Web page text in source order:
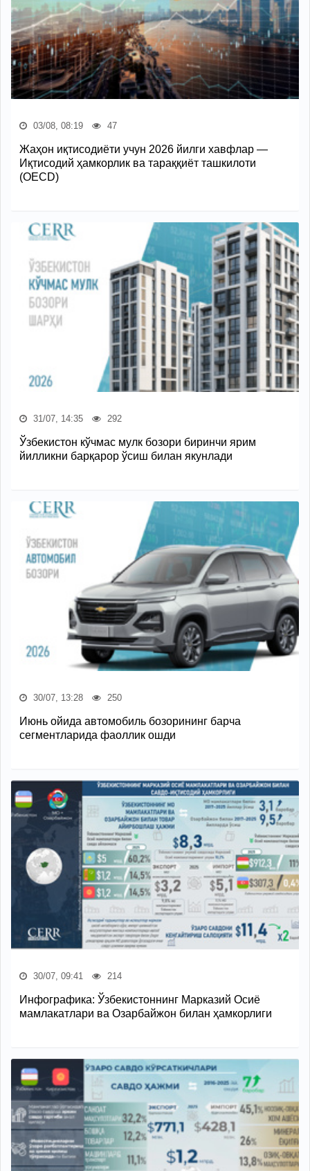
03/08, 08:19 47
Жаҳон иқтисодиёти учун 2026 йилги хавфлар —
Иқтисодий ҳамкорлик ва тараққиёт ташкилоти
(OECD)
31/07, 14:35 292
Ўзбекистон кўчмас мулк бозори биринчи ярим
йилликни барқарор ўсиш билан якунлади
30/07, 13:28 250
Июнь ойида автомобиль бозорининг барча
сегментларида фаоллик ошди
30/07, 09:41 214
Инфографика: Ўзбекистоннинг Марказий Осиё
мамлакатлари ва Озарбайжон билан ҳамкорлиги